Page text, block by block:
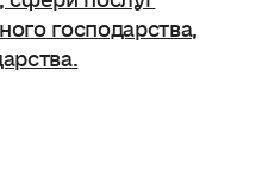
господарства,